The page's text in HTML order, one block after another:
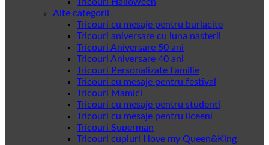
Alte categorii
Tricouri cu mesaje pentru burlacite
Tricouri aniversare cu luna nasterii
Tricouri Aniversare 50 ani
Tricouri Aniversare 40 ani
Tricouri Personalizate Familie
Tricouri cu mesaje pentru festival
Tricouri Mamici
Tricouri cu mesaje pentru studenti
Tricouri cu mesaje pentru liceeni
Tricouri Superman
Tricouri cupluri I love my Queen&King